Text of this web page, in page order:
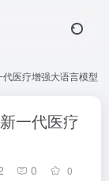
医疗增强大语言模型
一代医疗
0 0